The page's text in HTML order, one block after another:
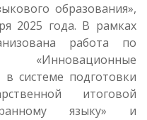
образования»,
2025 года. В рамках
работа по
в системе подготовки
итоговой
языку» и